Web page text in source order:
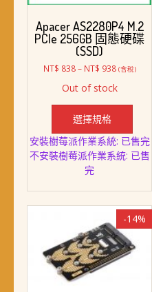
Apacer AS2280P4 M.2
PCIe 256GB 固態硬碟
(SSD)
NT$ 838– NT$ 938價
範
圍：
NT$ 938
(含稅)
Out of stock
選擇規格
此
品
有
多
款
式。
可
在
產
安裝樹莓派作業系統: 已售完
不安裝樹莓派作業系統: 已售
完
-14%